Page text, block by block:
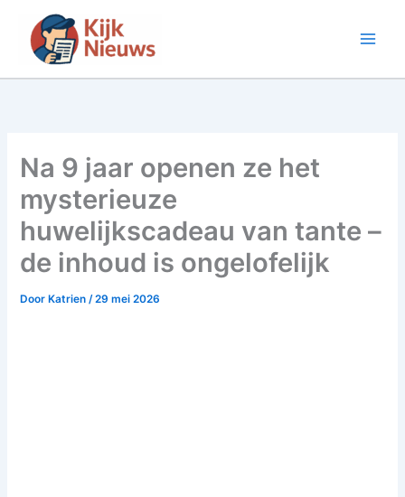
inhoud
Na 9 jaar openen ze het
mysterieuze
huwelijkscadeau van tante –
de inhoud is ongelofelijk
Door Katrien/29 mei 2026